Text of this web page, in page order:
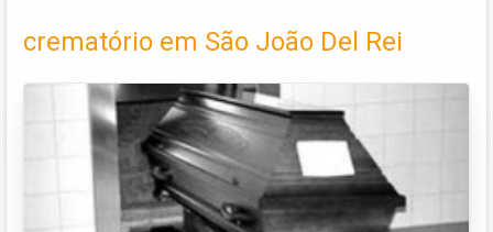
crematório em São João Del Rei